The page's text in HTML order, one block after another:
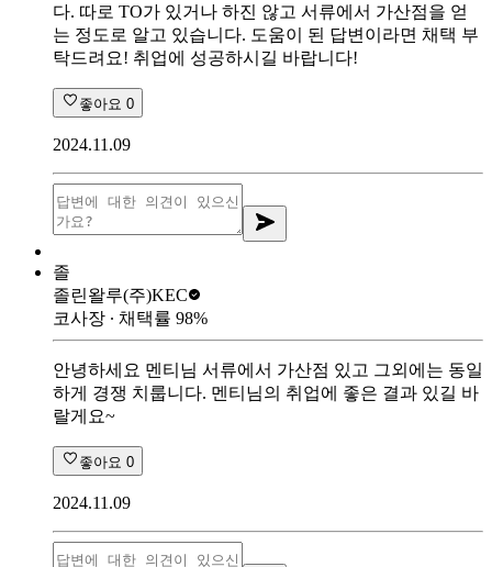
다. 따로 TO가 있거나 하진 않고 서류에서 가산점을 얻
는 정도로 알고 있습니다. 도움이 된 답변이라면 채택 부
탁드려요! 취업에 성공하시길 바랍니다!
좋아요 0
2024.11.09
졸
졸린왈루(주)KEC
코사장 ∙ 채택률 98%
안녕하세요 멘티님 서류에서 가산점 있고 그외에는 동일
하게 경쟁 치룹니다. 멘티님의 취업에 좋은 결과 있길 바
랄게요~
좋아요 0
2024.11.09